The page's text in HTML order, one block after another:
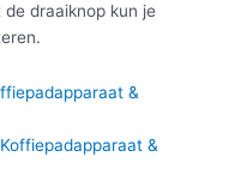
draaiknop kun je
&